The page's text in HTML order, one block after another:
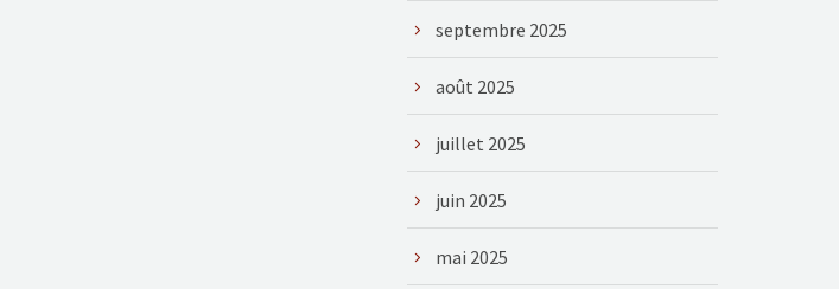
septembre 2025
août 2025
juillet 2025
juin 2025
mai 2025